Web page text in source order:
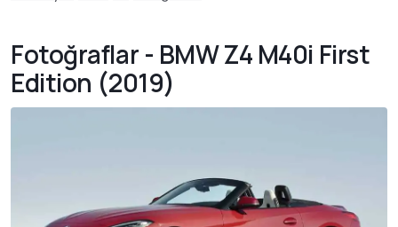
Fotoğraflar - BMW Z4 M40i First
Edition (2019)